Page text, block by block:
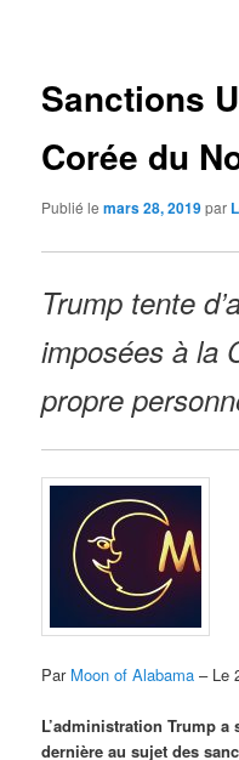
Sanctions
Corée du
Publié lemars 28, 2019par
Trump tente
imposées à la
propre
Par Moon of Alabama – Le
L’administration Trump
dernière au sujet des